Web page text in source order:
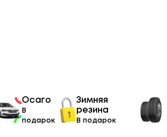
Осаго
В
подарок
Зимняя
резина
В подарок